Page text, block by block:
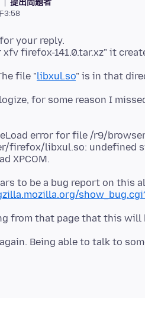
提出問題者
3:58
your reply.
xfv firefox-141.0.tar.xz" it
file "libxul.so
for some reason I
error for file /r9/
firefox/libxul.so: undefined